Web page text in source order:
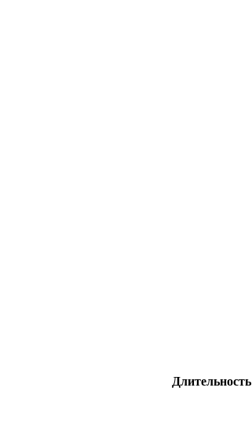
Длительность